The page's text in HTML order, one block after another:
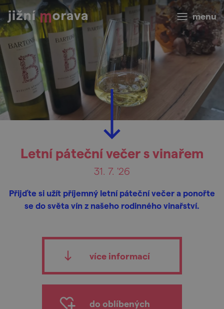
menu
Letní páteční večer s vinařem
31. 7. '26
Přijďte si užít příjemný letní páteční večer a ponořte
se do světa vín z našeho rodinného vinařství.
více informací
do oblíbených